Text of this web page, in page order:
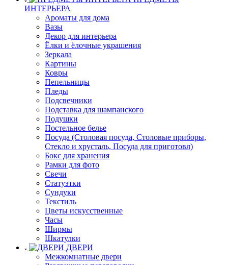
ИНТЕРЬЕРА
Ароматы для дома
Вазы
Декор для интерьера
Ёлки и ёлочные украшения
Зеркала
Картины
Ковры
Пепельницы
Пледы
Подсвечники
Подставка для шампанского
Подушки
Постельное белье
Посуда (Столовая посуда, Столовые приборы,
Стекло и хрусталь, Посуда для приготовл)
Бокс для хранения
Рамки для фото
Свечи
Статуэтки
Сундуки
Текстиль
Цветы искусственные
Часы
Ширмы
Шкатулки
ДВЕРИ
Межкомнатные двери